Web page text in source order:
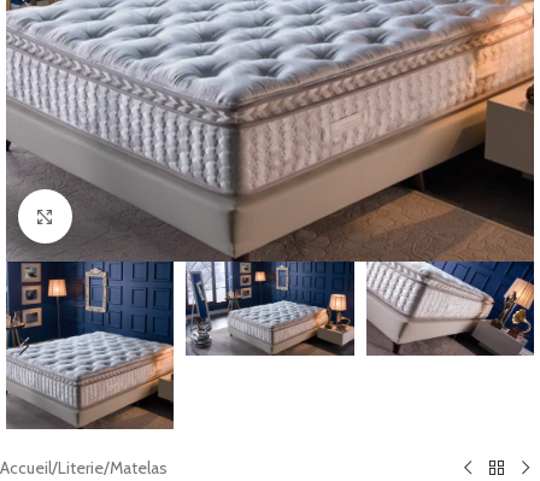
Click to enlarge
Accueil/Literie/Matelas